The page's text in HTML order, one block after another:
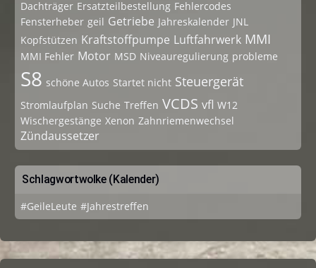
Dachträger Ersatzteilbestellung Fehlercodes
Fensterheber geil Getriebe Jahreskalender JNL
Kopfstützen Kraftstoffpumpe Luftfahrwerk MMI
MMI Fehler Motor MSD Niveauregulierung probleme
S8 schöne Autos Startet nicht Steuergerät
Stromlaufplan Suche Treffen VCDS vfl W12
Wischergestänge Xenon Zahnriemenwechsel
Zündaussetzer
Schlagwortwolke (Kalender)
#GeileLeute #Jahrestreffen